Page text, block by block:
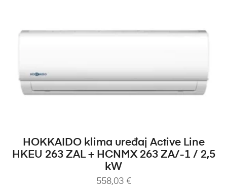
DODAJ U KOŠARICU
HOKKAIDO klima uređaj Active Line
HKEU 263 ZAL + HCNMX 263 ZA/-1 / 2,5
kW
558,03 €